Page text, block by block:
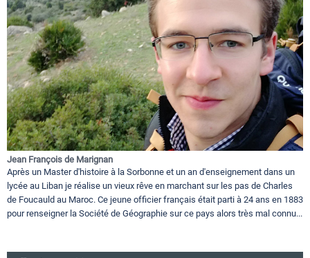
Jean François de Marignan
Après un Master d'histoire à la Sorbonne et un an d'enseignement dans un
lycée au Liban je réalise un vieux rêve en marchant sur les pas de Charles
de Foucauld au Maroc. Ce jeune officier français était parti à 24 ans en 1883
pour renseigner la Société de Géographie sur ce pays alors très mal connu...